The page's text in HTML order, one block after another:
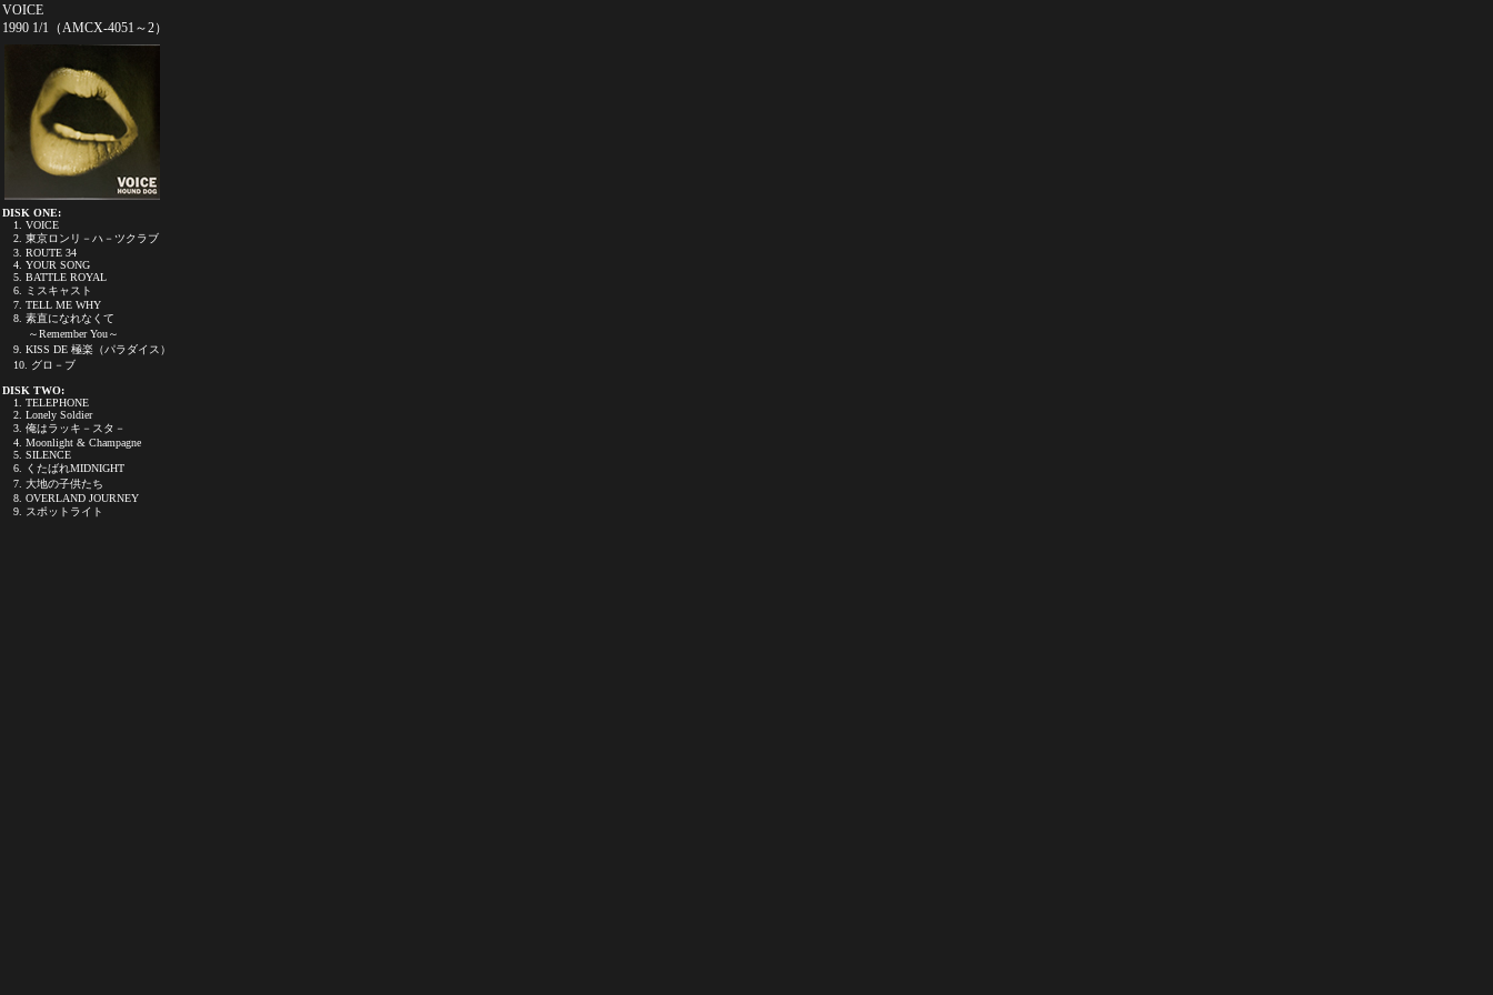
VOICE
1990 1/1（AMCX-4051～2）
DISK ONE:
1. VOICE
2. 東京ロンリ－ハ－ツクラブ
3. ROUTE 34
4. YOUR SONG
5. BATTLE ROYAL
6. ミスキャスト
7. TELL ME WHY
8. 素直になれなくて
～Remember You～
9. KISS DE 極楽（パラダイス）
10. グロ－ブ
DISK TWO:
1. TELEPHONE
2. Lonely Soldier
3. 俺はラッキ－スタ－
4. Moonlight & Champagne
5. SILENCE
6. くたばれMIDNIGHT
7. 大地の子供たち
8. OVERLAND JOURNEY
9. スポットライト